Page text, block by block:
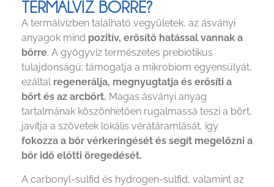
TERMÁLVÍZ BŐRRE?
A termálvízben található vegyületek, az ásványi
anyagok mind pozitív, erősítő hatással vannak a
bőrre. A gyógyvíz természetes prebiotikus
tulajdonságú: támogatja a mikrobiom egyensúlyát,
ezáltal regenerálja, megnyugtatja és erősíti a
bőrt és az arcbőrt. Magas ásványi anyag
tartalmának köszönhetően rugalmassá teszi a bőrt,
javítja a szövetek lokális vérátáramlását, így
fokozza a bőr vérkeringését és segít megelőzni a
bőr idő előtti öregedését.
A carbonyl-sulfid és hydrogen-sulfid, valamint az